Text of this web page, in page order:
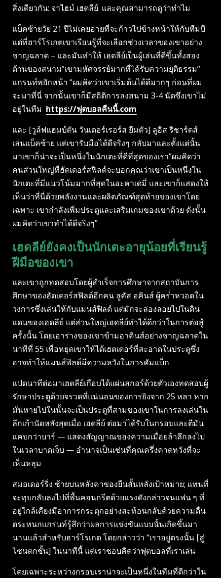
สิ่งเดียวกัน: จาไฮม์ เฮดลีย์. และคุณสามารถดูว่าทําไม
แบ็คซ้ายวัย 21 ปีไม่เคยอายที่จะก้าวไปข้างหน้าให้กับทีมบี
แต่ที่ฮาร์โรเกตเขาเรียนรู้ที่จะเลือกช่วงเวลาของเขาอย่าง
ชาญฉลาด – และมันทําให้ เฮดลีย์เป็นผู้เล่นที่ดีขึ้นทั้งสอง
ด้านของสนาม”เขามหัศจรรย์มากที่ได้รับความยุติธรรม”
แกรนท์พยักหน้า “ผมคิดว่าเขาเริ่มต้นได้ดีมากๆ ก่อนที่ผม
จะมาที่นี่ จากนั้นเขาก็มีสถิติการลงสนาม 3-4 นัดซึ่งเขาไม่
อยู่ในทีม https://ฟุตบอลคืนนี้.com
และ [วูล์ฟแฮมป์ตัน วันเดอร์เรอร์ส ยืมตัว] ลูอิส ริชาร์ดส์
เล่นแบ็คซ้าย แต่เขารับมือได้ดีจริงๆ กลับมาและตั้งแต่นั้น
มาเขาก็น่าจะเป็นหนึ่งในนักเตะที่ดีที่สุดของเรา”ผมคิดว่า
คนส่วนใหญ่ที่ฮัดเดอร์สฟิลด์จะบอกคุณว่าเขาเป็นหนึ่งใน
นักเตะที่มีแนวโน้มมากที่สุดในอะคาเดมี่ และเขาก็แสดงให้
เห็นว่าที่นี่ด้วยพลังงานและผลิตภัณฑ์สุดท้ายของเขาโดย
เฉพาะ เขากําลังเพิ่มประตูและเสริมเกมของเขาด้วย ดังนั้น
ผมคิดว่าเขาทําได้ดีจริงๆ”
เฮดลีย์ยังคงเป็นนักเตะอายุน้อยที่เรียนรู้
ฝีมือของเขา
และเขาถูกทดสอบโดยผู้สําเร็จการศึกษาจากสถาบันการ
ศึกษาของฮัดเดอร์สฟิลด์อีกคน ลูคัส อคินส์ ผู้คร่ําหวอดใน
วงการซึ่งเล่นให้กับแมนส์ฟิลด์ แต่มักจะล่องลอยไปในดิน
แดนของเฮดลีย์ แต่ส่วนใหญ่เฮดลีย์ทําได้ดีกว่าในการต่อสู้
ครั้งนั้น โดยเอาร่างของเขาข้ามอาคินส์อย่างชาญฉลาดใน
นาทีที่ 55 เพื่อหยุดเขาให้ได้เฮดเดอร์ที่สะอาดในประตูซึ่ง
อาจทําให้แมนส์ฟิลด์มีความหวังในการคัมแบ็ก
แปดนาทีต่อมาเฮดลีย์เกือบได้แผ่นสกอร์ด้วยตัวเองทดสอบผู้
รักษาประตูด้วยจรวดที่แน่นอนของการยิงจาก 25 หลา หาก
มันหายไปในนั้นจะเป็นประตูที่สามของเขาในการลงเล่นใน
ลีกเก้านัดหลังสุดเมื่อ เฮดลีย์ ต่อมาได้รับในกรอบและตีมัน
แคบกว่าบาร์ — แสดงสัญญาณของความเมื่อยล้าลึกลงไป
ในเวลาบาดเจ็บ — อํานาจเป็นเช่นที่คุณครึ่งคาดหวังที่จะ
เห็นหลุม
สมอเดอร์ริ่ง ซ้ายบนหลังคาของยืนสั้นหลังเป้าหมาย; แทนที่
จะทุบกลับลงไปที่พื้นคอนกรีตด้วยแรงดังกล่าวจนแฟน ๆ ที่
อยู่ใกล้เคียงมีอาการกระตุกอย่างสะท้อนกลับด้วยความตื่น
ตระหนกแกรนท์รู้สึกว่าผลการแข่งขันแบบนั้นเกิดขึ้นมา
นานแล้วสําหรับฮาร์โรเกต โดยกล่าวว่า “เราอยู่ตรงนั้น [สู่
โซนตกชั้น] ในนาทีนี้ แต่เราชอบคิดว่าฟุตบอลที่เราเล่น
โดยเฉพาะระหว่างกรอบเราน่าจะเป็นหนึ่งในทีมที่ดีกว่าใน